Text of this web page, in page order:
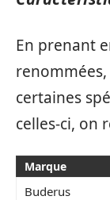
En prenant
certaines
celles-ci, on
Marque
Buderus